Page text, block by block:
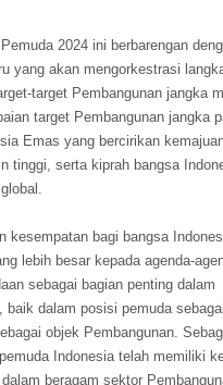
2024 ini berbarengan
yang akan mengorkestrasi
target Pembangunan jangka
target Pembangunan jangka
Emas yang bercirikan
tinggi, serta kiprah bangsa
kesempatan bagi bangsa
lebih besar kepada agenda-
sebagai bagian penting dalam
baik dalam posisi pemuda
objek Pembangunan.
Indonesia telah memiliki
beragam sektor